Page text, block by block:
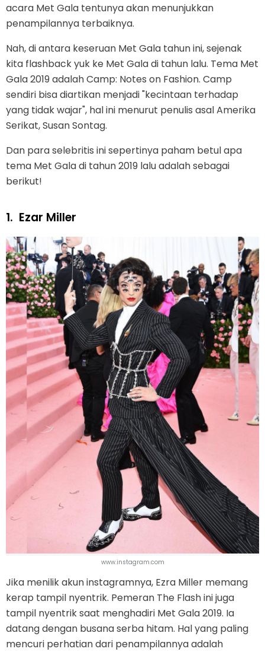
acara Met Gala tentunya akan menunjukkan
penampilannya terbaiknya.
Nah, di antara keseruan Met Gala tahun ini, sejenak
kita flashback yuk ke Met Gala di tahun lalu. Tema Met
Gala 2019 adalah Camp: Notes on Fashion. Camp
sendiri bisa diartikan menjadi "kecintaan terhadap
yang tidak wajar", hal ini menurut penulis asal Amerika
Serikat, Susan Sontag.
Dan para selebritis ini sepertinya paham betul apa
tema Met Gala di tahun 2019 lalu adalah sebagai
berikut!
1. Ezar Miller
www.instagram.com
Jika menilik akun instagramnya, Ezra Miller memang
kerap tampil nyentrik. Pemeran The Flash ini juga
tampil nyentrik saat menghadiri Met Gala 2019. Ia
datang dengan busana serba hitam. Hal yang paling
mencuri perhatian dari penampilannya adalah